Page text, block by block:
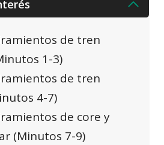
de tren
1-3)
de tren
4-7)
de core y
(Minutos 7-9)